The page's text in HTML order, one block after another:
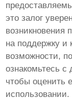
это залог
возникновения
на поддержку и
возможности,
ознакомьтесь
чтобы оценить
использовании.